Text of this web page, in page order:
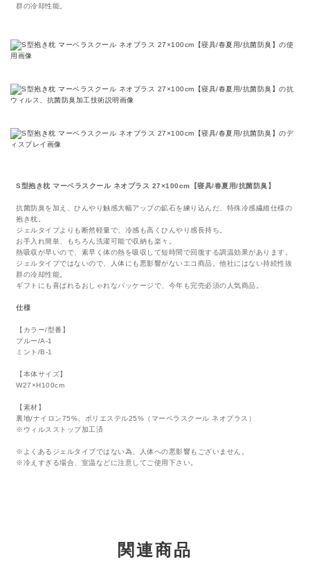
群の冷却性能。
S型抱き枕 マーベラスクール ネオプラス 27×100cm【寝具/春夏用/抗菌防臭】
抗菌防臭を加え、ひんやり触感大幅アップの鉱石を練り込んだ、特殊冷感繊維仕様の
抱き枕。
ジェルタイプよりも断然軽量で、冷感も高くひんやり感長持ち。
お手入れ簡単、もちろん洗濯可能で収納も楽々。
熱吸収が早いので、素早く体の熱を吸収して短時間で回復する調温効果があります。
ジェルタイプではないので、人体にも悪影響がないエコ商品。他社にはない持続性抜
群の冷却性能。
ギフトにも喜ばれるおしゃれなパッケージで、今年も完売必須の人気商品。
仕様
【カラー/型番】
ブルー/A-1
ミント/B-1
【本体サイズ】
W27×H100cm
【素材】
裏地/ナイロン75%、ポリエステル25%（マーベラスクール ネオプラス）
※ウィルスストップ加工済
※よくあるジェルタイプではない為、人体への悪影響もございません。
※冷えすぎる場合、室温などに注意してご使用下さい。
関連商品